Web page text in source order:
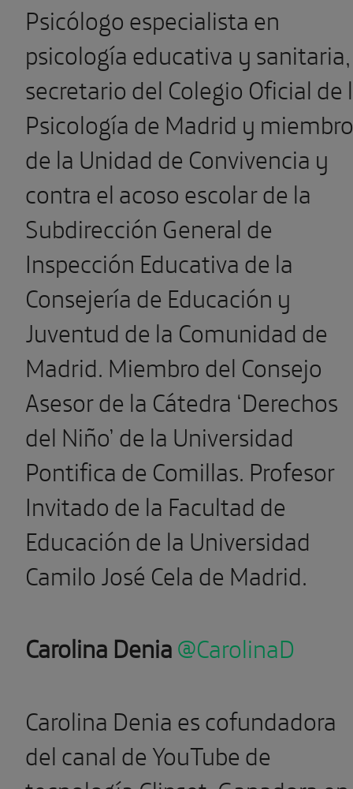
Psicólogo especialista en
psicología educativa y sanitaria,
secretario del Colegio Oficial de
Psicología de Madrid y miembro
de la Unidad de Convivencia y
contra el acoso escolar de la
Subdirección General de
Inspección Educativa de la
Consejería de Educación y
Juventud de la Comunidad de
Madrid. Miembro del Consejo
Asesor de la Cátedra ‘Derechos
del Niño’ de la Universidad
Pontifica de Comillas. Profesor
Invitado de la Facultad de
Educación de la Universidad
Camilo José Cela de Madrid.
Carolina Denia@CarolinaD
Carolina Denia es cofundadora
del canal de YouTube de